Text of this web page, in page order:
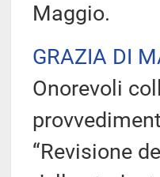
Maggio.
GRAZIA DI
Onorevoli
“Revisione